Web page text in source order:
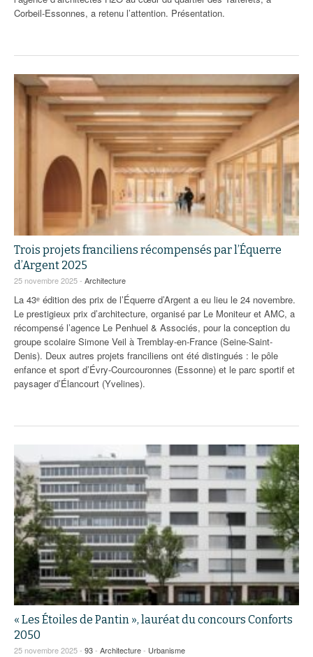
Corbeil-Essonnes, a retenu l’attention. Présentation.
Trois projets franciliens récompensés par l’Équerre
d’Argent 2025
25 novembre 2025 - Architecture
La 43ᵉ édition des prix de l’Équerre d’Argent a eu lieu le 24 novembre.
Le prestigieux prix d’architecture, organisé par Le Moniteur et AMC, a
récompensé l’agence Le Penhuel & Associés, pour la conception du
groupe scolaire Simone Veil à Tremblay-en-France (Seine-Saint-
Denis). Deux autres projets franciliens ont été distingués : le pôle
enfance et sport d’Évry-Courcouronnes (Essonne) et le parc sportif et
paysager d’Élancourt (Yvelines).
« Les Étoiles de Pantin », lauréat du concours Conforts
2050
25 novembre 2025 - 93- Architecture- Urbanisme